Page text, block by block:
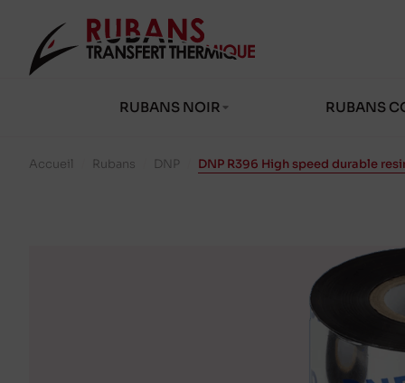
RUBANS NOIR RUBANS
Accueil Rubans DNP DNP R396 High speed durable